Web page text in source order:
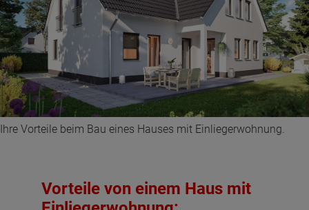
Ihre Vorteile beim Bau eines Hauses mit Einliegerwohnung.
Vorteile von einem Haus mit